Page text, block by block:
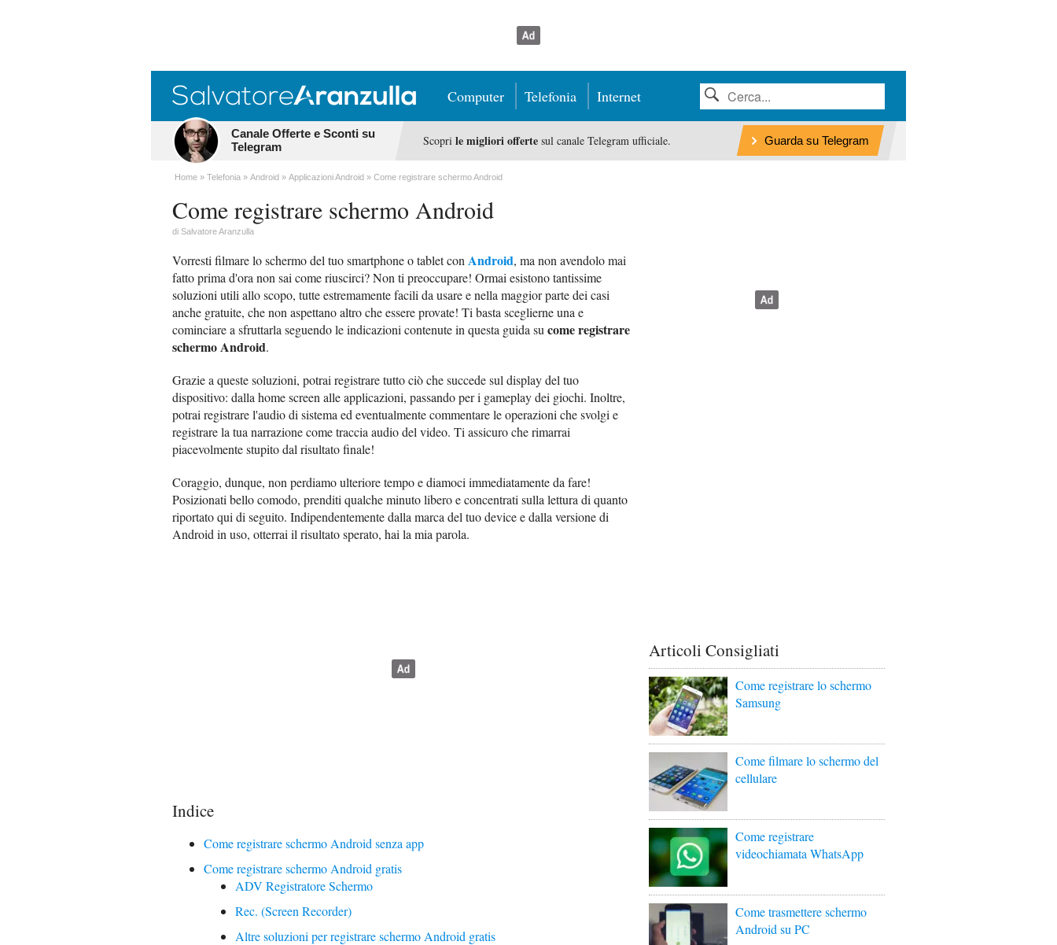
Computer Telefonia Internet
Canale Offerte e Sconti su
Telegram
Scopri le migliori offertesul canale Telegram ufficiale. Guarda su Telegram
Home Telefonia Android Applicazioni Android Come registrare schermo Android
Come registrare schermo Android
di Salvatore Aranzulla
Vorresti filmare lo schermo del tuo smartphone o tablet con Android, ma non avendolo mai
fatto prima d'ora non sai come riuscirci? Non ti preoccupare! Ormai esistono tantissime
soluzioni utili allo scopo, tutte estremamente facili da usare e nella maggior parte dei casi
anche gratuite, che non aspettano altro che essere provate! Ti basta sceglierne una e
cominciare a sfruttarla seguendo le indicazioni contenute in questa guida su come registrare
schermo Android.
Grazie a queste soluzioni, potrai registrare tutto ciò che succede sul display del tuo
dispositivo: dalla home screen alle applicazioni, passando per i gameplay dei giochi. Inoltre,
potrai registrare l'audio di sistema ed eventualmente commentare le operazioni che svolgi e
registrare la tua narrazione come traccia audio del video. Ti assicuro che rimarrai
piacevolmente stupito dal risultato finale!
Coraggio, dunque, non perdiamo ulteriore tempo e diamoci immediatamente da fare!
Posizionati bello comodo, prenditi qualche minuto libero e concentrati sulla lettura di quanto
riportato qui di seguito. Indipendentemente dalla marca del tuo device e dalla versione di
Android in uso, otterrai il risultato sperato, hai la mia parola.
Indice
Come registrare schermo Android senza app
Come registrare schermo Android gratis
ADV Registratore Schermo
Rec. (Screen Recorder)
Altre soluzioni per registrare schermo Android gratis
Articoli Consigliati
Come registrare lo schermo
Samsung
Come filmare lo schermo del
cellulare
Come registrare
videochiamata WhatsApp
Come trasmettere schermo
Android su PC